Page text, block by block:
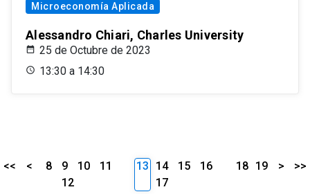
Microeconomía Aplicada
Alessandro Chiari, Charles University
25 de Octubre de 2023
13:30 a 14:30
<< < 8 9 10
11
12
13 14 15
16
17
18 19 > >>